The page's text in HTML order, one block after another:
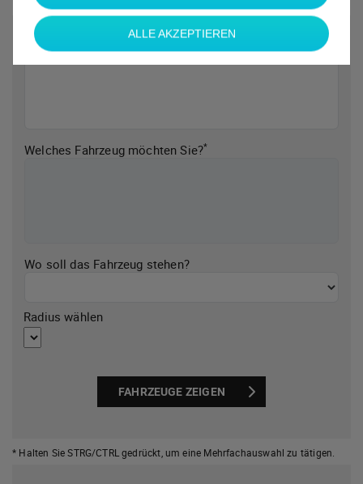
Welche Marke möchten Sie?*
Welches Fahrzeug möchten Sie?*
Wo soll das Fahrzeug stehen?
Radius wählen
FAHRZEUGE ZEIGEN
* Halten Sie STRG/CTRL gedrückt, um eine Mehrfachauswahl zu tätigen.
ALLE AKZEPTIEREN